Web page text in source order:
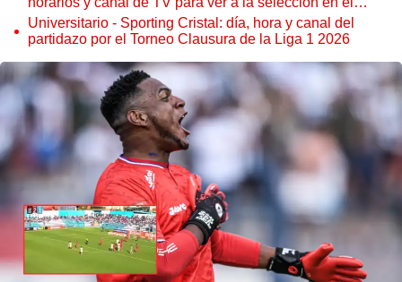
torneo
Universitario - Sporting Cristal: día, hora y canal del
partidazo por el Torneo Clausura de la Liga 1 2026